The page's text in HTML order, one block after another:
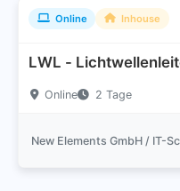
Online Inhouse
LWL -
Online 2 Tage